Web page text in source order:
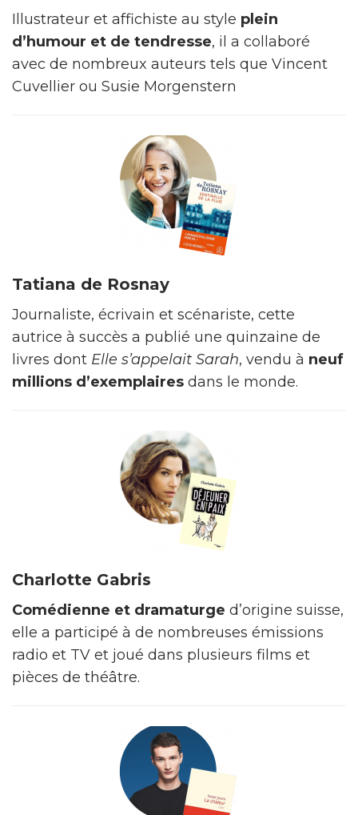
Illustrateur et affichiste au style plein
d’humour et de tendresse, il a collaboré
avec de nombreux auteurs tels que Vincent
Cuvellier ou Susie Morgenstern
Tatiana de Rosnay
Journaliste, écrivain et scénariste, cette
autrice à succès a publié une quinzaine de
livres dont Elle s’appelait Sarah, vendu à neuf
millions d’exemplaires dans le monde.
Charlotte Gabris
Comédienne et dramaturge d’origine suisse,
elle a participé à de nombreuses émissions
radio et TV et joué dans plusieurs films et
pièces de théâtre.